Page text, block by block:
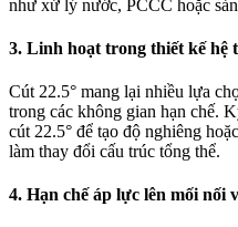
như xử lý nước, PCCC hoặc
3. Linh hoạt trong thiết kế hệ
Cút 22.5° mang lại nhiều lựa
trong các không gian hạn chế.
cút 22.5° để tạo độ nghiêng
làm thay đổi cấu trúc tổng thể.
4. Hạn chế áp lực lên mối nối